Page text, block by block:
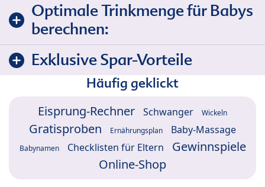
Optimale Trinkmenge für Babys
berechnen:
Exklusive Spar-Vorteile
Häufig geklickt
Eisprung-Rechner Schwanger Wickeln
Gratisproben Ernährungsplan Baby-Massage
Babynamen Checklisten für Eltern
Gewinnspiele
Online-Shop